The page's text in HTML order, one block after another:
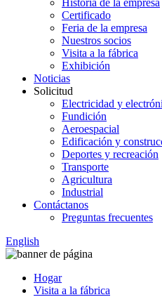
Historia de la empresa
Certificado
Feria de la empresa
Nuestros socios
Visita a la fábrica
Exhibición
Noticias
Solicitud
Electricidad y
Fundición
Aeroespacial
Edificación y
Deportes y recreación
Transporte
Agricultura
Industrial
Contáctanos
Preguntas frecuentes
English
Hogar
Visita a la fábrica